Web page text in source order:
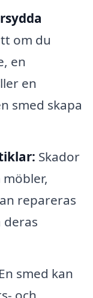
om du
en
en
smed skapa
Skador
repareras
deras
En smed kan